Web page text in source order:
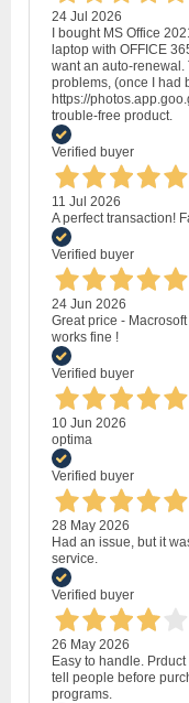
24 Jul 2026
I bought MS Office
laptop with OFFICE
want an auto-renewal.
problems, (once I had
https://
trouble-free product.
Verified buyer
11 Jul 2026
A perfect transaction!
Verified buyer
24 Jun 2026
Great price -
works fine !
Verified buyer
10 Jun 2026
optima
Verified buyer
28 May 2026
Had an issue, but it
service.
Verified buyer
26 May 2026
Easy to handle.
tell people before
programs.